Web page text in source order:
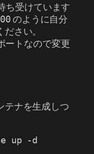
ち受けています
のように自分
さい。
ートなので変更
テナを生成しつ